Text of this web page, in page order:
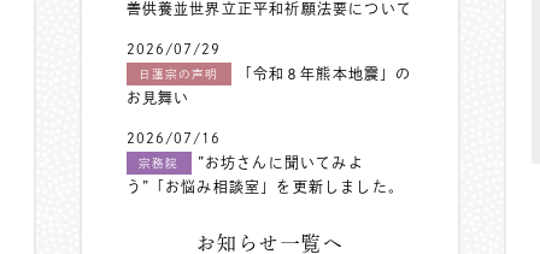
善供養並世界立正平和祈願法要について
2026/07/29
日蓮宗の声明
「令和８年熊本地震」の
お見舞い
2026/07/16
宗務院
”お坊さんに聞いてみよ
う”「お悩み相談室」を更新しました。
お知らせ一覧へ